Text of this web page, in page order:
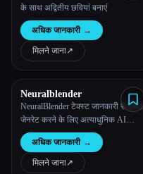
के साथ अद्वितीय छवियां बनाएं
अधिक जानकारी →
मिलने जाना↗︎
Neuralblender
NeuralBlender टेक्स्ट जानकारी से इमेज
जेनरेट करने के लिए अत्याधुनिक AI
तकनीक का इस्तेमाल करता है
अधिक जानकारी →
मिलने जाना↗︎